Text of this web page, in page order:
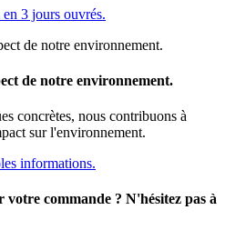
3 jours ouvrés.
de notre environnement.
concrètes, nous contribuons à
sur l'environnement.
informations.
votre commande ? N'hésitez pas à